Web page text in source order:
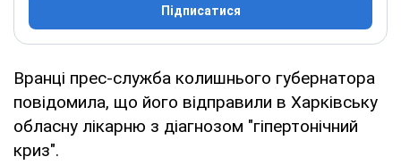
Підписатися
Вранці прес-служба колишнього губернатора
повідомила, що його відправили в Харківську
обласну лікарню з діагнозом "гіпертонічний
криз".